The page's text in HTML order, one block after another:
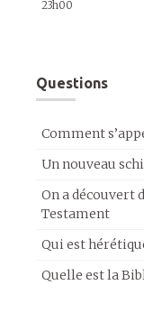
23h00
Questions
Comment
Un nouveau
On a découvert
Testament
Qui est
Quelle est la